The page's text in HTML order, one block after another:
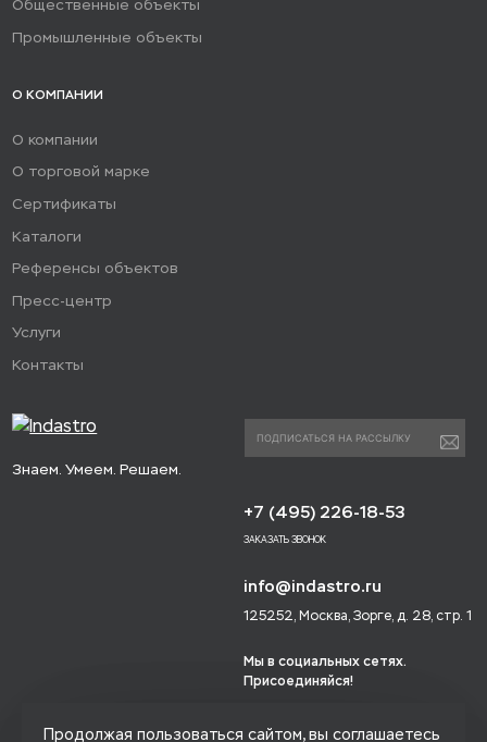
Знаем. Умеем. Решаем.
Общественные объекты
Промышленные объекты
О КОМПАНИИ
О компании
О торговой марке
Сертификаты
Каталоги
Референсы объектов
Пресс-центр
Услуги
Контакты
+7 (495) 226-18-53
ЗАКАЗАТЬ ЗВОНОК
info@indastro.ru
125252, Москва, Зорге, д. 28, стр. 1
Мы в социальных сетях.
Присоединяйся!
Продолжая пользоваться сайтом, вы соглашаетесь